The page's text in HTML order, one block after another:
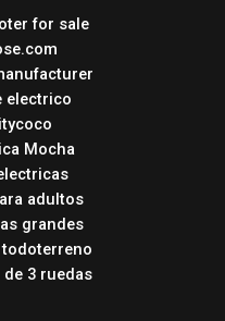
for sale
electrico
Mocha
adultos
grandes
3 ruedas